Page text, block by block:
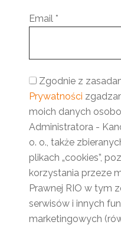
Email *
Zgodnie z
Prywatności
moich danych
Administratora -
o. o., także
plikach „cookies”,
korzystania przeze
Prawnej RIO w tym
serwisów i innych
marketingowych